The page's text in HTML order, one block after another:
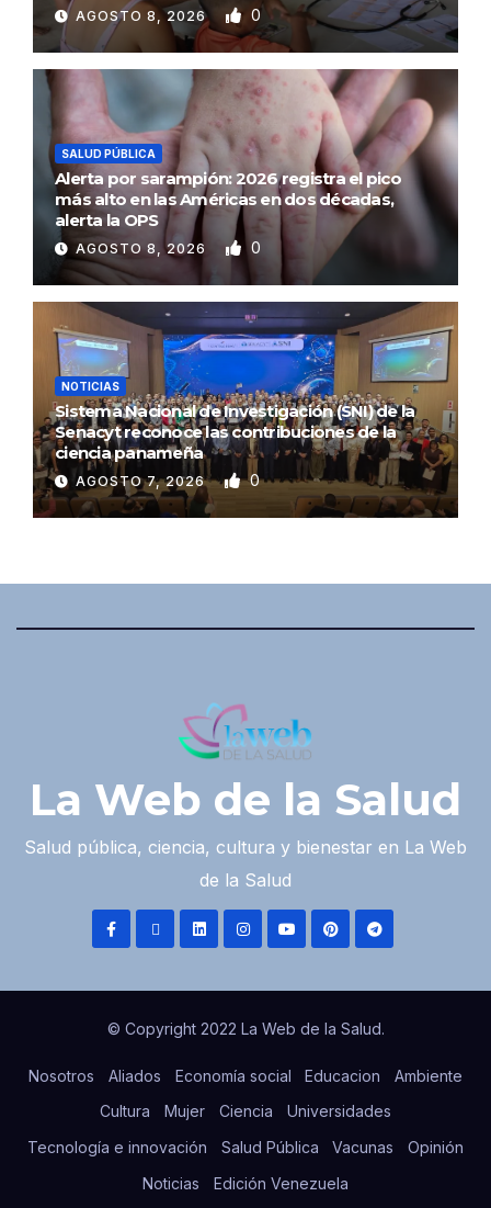
AGOSTO 8, 2026 0
SALUD PÚBLICA
Alerta por sarampión: 2026 registra el pico
más alto en las Américas en dos décadas,
alerta la OPS
AGOSTO 8, 2026 0
NOTICIAS
Sistema Nacional de Investigación (SNI) de la
Senacyt reconoce las contribuciones de la
ciencia panameña
AGOSTO 7, 2026 0
La Web de la Salud
Salud pública, ciencia, cultura y bienestar en La Web
de la Salud
© Copyright 2022 La Web de la Salud.
Nosotros Aliados Economía social Educacion
Ambiente
Cultura
Mujer Ciencia
Universidades
Tecnología e innovación
Salud Pública Vacunas
Opinión
Noticias
Edición Venezuela